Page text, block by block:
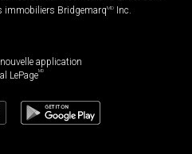
immobiliers BridgemarqMD Inc.
application
LePageMD